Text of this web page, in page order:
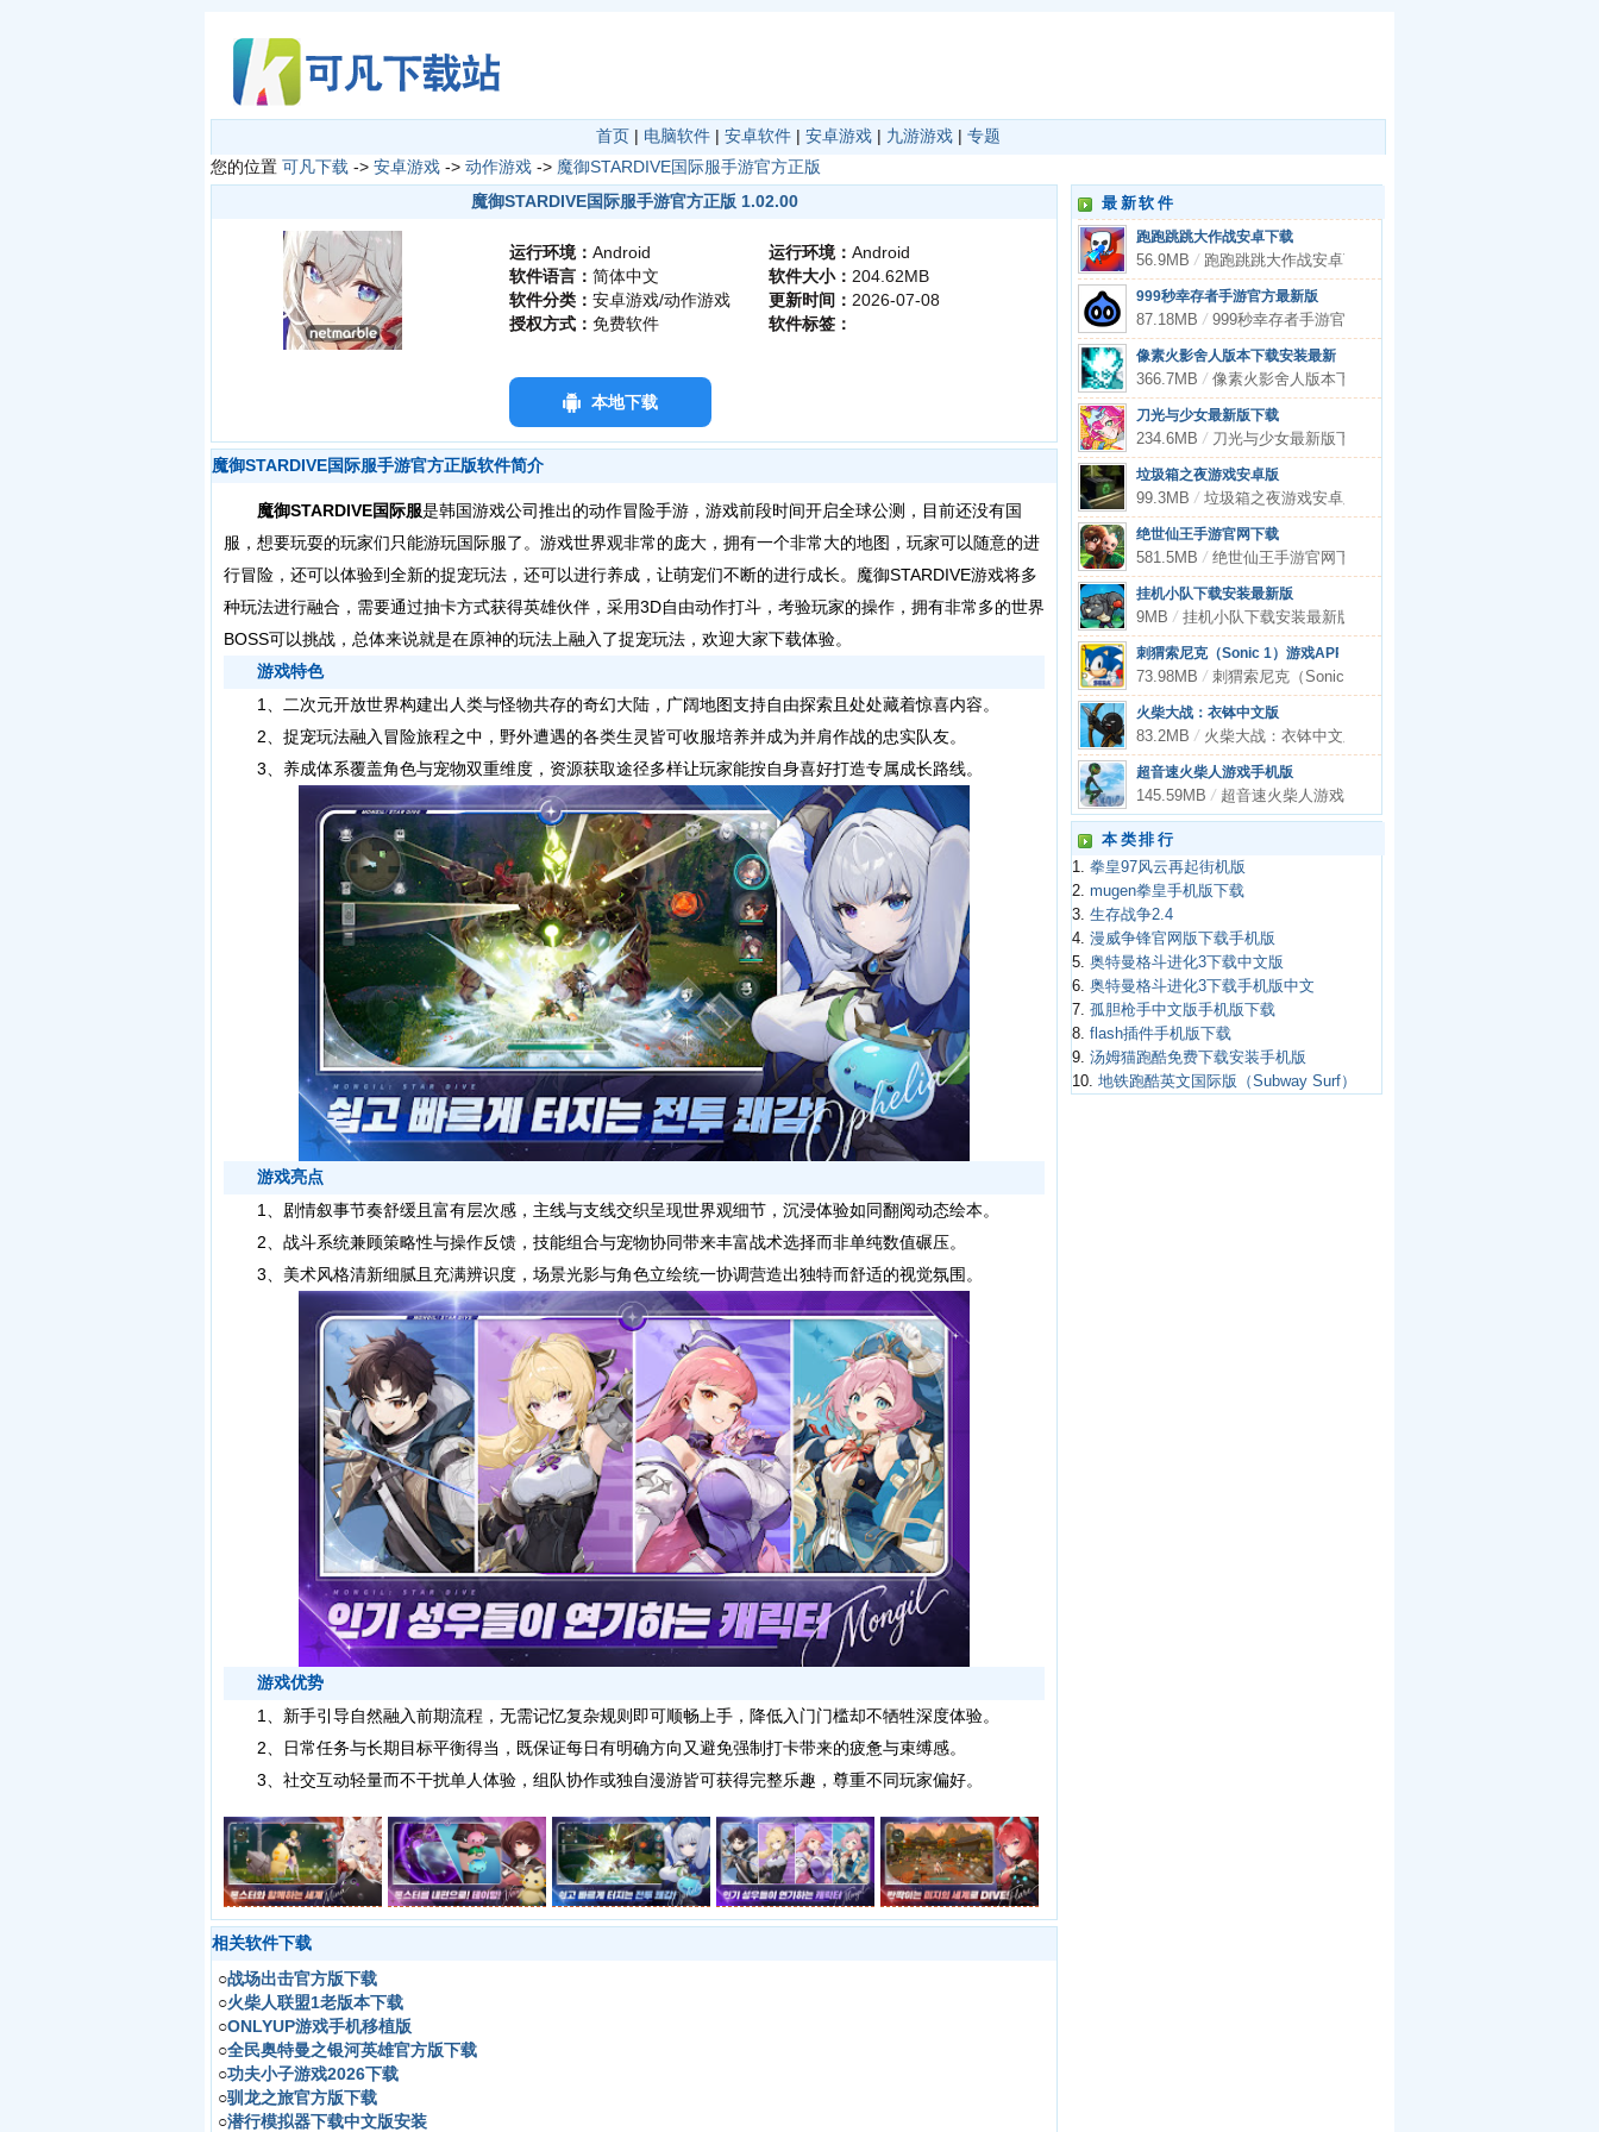
首页 | 电脑软件 | 安卓软件 | 安卓游戏 | 九游游戏 | 专题
您的位置 可凡下载 -> 安卓游戏 -> 动作游戏 -> 魔御STARDIVE国际服手游官方正版
魔御STARDIVE国际服手游官方正版 1.02.00
运行环境： Android
软件语言： 简体中文
软件分类： 安卓游戏/动作游戏
授权方式： 免费软件
运行环境： Android
软件大小： 204.62MB
更新时间： 2026-07-08
软件标签：
本地下载
魔御STARDIVE国际服手游官方正版软件简介
魔御STARDIVE国际服是韩国游戏公司推出的动作冒险手游，游戏前段时间开启全球公测，目前还没有国
服，想要玩耍的玩家们只能游玩国际服了。游戏世界观非常的庞大，拥有一个非常大的地图，玩家可以随意的进
行冒险，还可以体验到全新的捉宠玩法，还可以进行养成，让萌宠们不断的进行成长。魔御STARDIVE游戏将多
种玩法进行融合，需要通过抽卡方式获得英雄伙伴，采用3D自由动作打斗，考验玩家的操作，拥有非常多的世界
BOSS可以挑战，总体来说就是在原神的玩法上融入了捉宠玩法，欢迎大家下载体验。
游戏特色
1、二次元开放世界构建出人类与怪物共存的奇幻大陆，广阔地图支持自由探索且处处藏着惊喜内容。
2、捉宠玩法融入冒险旅程之中，野外遭遇的各类生灵皆可收服培养并成为并肩作战的忠实队友。
3、养成体系覆盖角色与宠物双重维度，资源获取途径多样让玩家能按自身喜好打造专属成长路线。
游戏亮点
1、剧情叙事节奏舒缓且富有层次感，主线与支线交织呈现世界观细节，沉浸体验如同翻阅动态绘本。
2、战斗系统兼顾策略性与操作反馈，技能组合与宠物协同带来丰富战术选择而非单纯数值碾压。
3、美术风格清新细腻且充满辨识度，场景光影与角色立绘统一协调营造出独特而舒适的视觉氛围。
游戏优势
1、新手引导自然融入前期流程，无需记忆复杂规则即可顺畅上手，降低入门门槛却不牺牲深度体验。
2、日常任务与长期目标平衡得当，既保证每日有明确方向又避免强制打卡带来的疲惫与束缚感。
3、社交互动轻量而不干扰单人体验，组队协作或独自漫游皆可获得完整乐趣，尊重不同玩家偏好。
相关软件下载
○战场出击官方版下载
○火柴人联盟1老版本下载
○ONLYUP游戏手机移植版
○全民奥特曼之银河英雄官方版下载
○功夫小子游戏2026下载
○驯龙之旅官方版下载
○潜行模拟器下载中文版安装
最新软件
跑跑跳跳大作战安卓下载
56.9MB/ 跑跑跳跳大作战安卓下载
999秒幸存者手游官方最新版
87.18MB/ 999秒幸存者手游官方最新版
像素火影舍人版本下载安装最新
366.7MB/ 像素火影舍人版本下载安装最新
刀光与少女最新版下载
234.6MB/ 刀光与少女最新版下载
垃圾箱之夜游戏安卓版
99.3MB/ 垃圾箱之夜游戏安卓版
绝世仙王手游官网下载
581.5MB/ 绝世仙王手游官网下载
挂机小队下载安装最新版
9MB/ 挂机小队下载安装最新版
刺猬索尼克（Sonic 1）游戏APP下载
73.98MB/ 刺猬索尼克（Sonic 1）游戏APP下载
火柴大战：衣钵中文版
83.2MB/ 火柴大战：衣钵中文版
超音速火柴人游戏手机版
145.59MB/ 超音速火柴人游戏手机版
本类排行
1. 拳皇97风云再起街机版
2. mugen拳皇手机版下载
3. 生存战争2.4
4. 漫威争锋官网版下载手机版
5. 奥特曼格斗进化3下载中文版
6. 奥特曼格斗进化3下载手机版中文
7. 孤胆枪手中文版手机版下载
8. flash插件手机版下载
9. 汤姆猫跑酷免费下载安装手机版
10. 地铁跑酷英文国际版（Subway Surf）